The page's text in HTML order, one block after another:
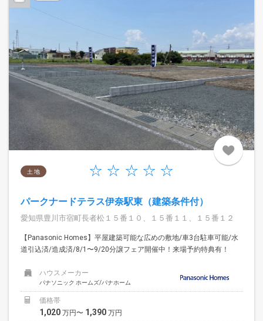
土 地
パークナードテラス伊奈駅東（建築条件付）
愛知県豊川市宿町長者松１５番１０、１５番１１、１５番１２
【Panasonic Homes】平屋建築可能な広めの敷地/車3台駐車可能/水
道引込済/造成済/8/1〜9/20分譲フェア開催中！来場予約特典有！
ハウスメーカー
パナソニック ホームズ/パナホーム
価格帯
1,020 万円〜 1,390 万円